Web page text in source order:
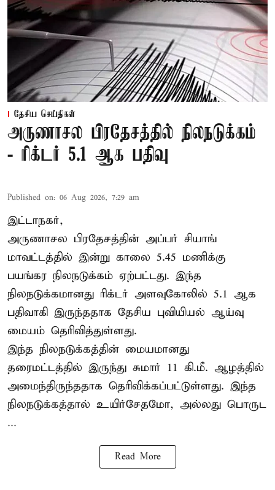
தேசிய செய்திகள்
அருணாசல பிரதேசத்தில் நிலநடுக்கம்
- ரிக்டர் 5.1 ஆக பதிவு
Published on: 06 Aug 2026, 7:29 am
இட்டாநகர்,
அருணாசல பிரதேசத்தின் அப்பர் சியாங்
மாவட்டத்தில் இன்று காலை 5.45 மணிக்கு
பயங்கர நிலநடுக்கம் ஏற்பட்டது. இந்த
நிலநடுக்கமானது ரிக்டர் அளவுகோலில் 5.1 ஆக
பதிவாகி இருந்ததாக தேசிய புவியியல் ஆய்வு
மையம் தெரிவித்துள்ளது.
இந்த நிலநடுக்கத்தின் மையமானது
தரைமட்டத்தில் இருந்து சுமார் 11 கி.மீ. ஆழத்தில்
அமைந்திருந்ததாக தெரிவிக்கப்பட்டுள்ளது. இந்த
நிலநடுக்கத்தால் உயிர்சேதமோ, அல்லது பொருட
...
Read More